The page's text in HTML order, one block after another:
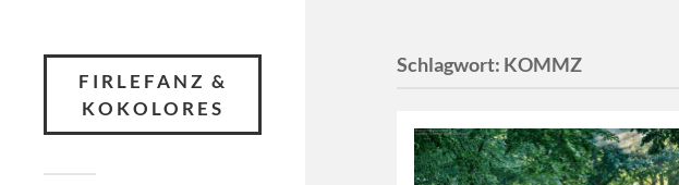
FIRLEFANZ &
KOKOLORES
Schlagwort: KOMMZ